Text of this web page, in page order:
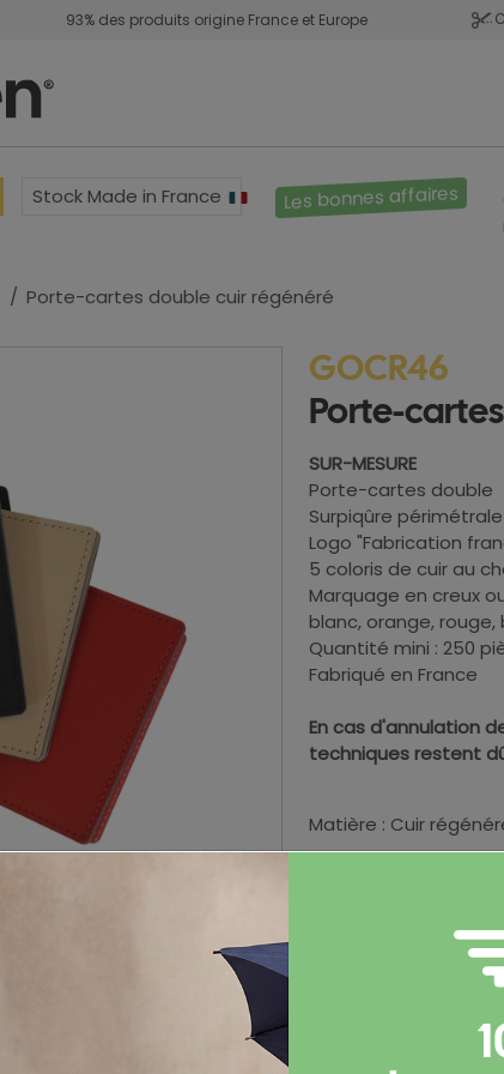
93% des produits origine France et Europe
Stock Made in France Les bonnes affaires
Porte-cartes double cuir régénéré
GOCR46
Porte-
SUR-MESURE
Porte-cartes double
Surpiqûre périmétrale
Logo "Fabrication
5 coloris de cuir au
Marquage en creux
blanc, orange,
Quantité mini : 250
Fabriqué en France
En cas d'annulation
techniques restent
Matière : Cuir